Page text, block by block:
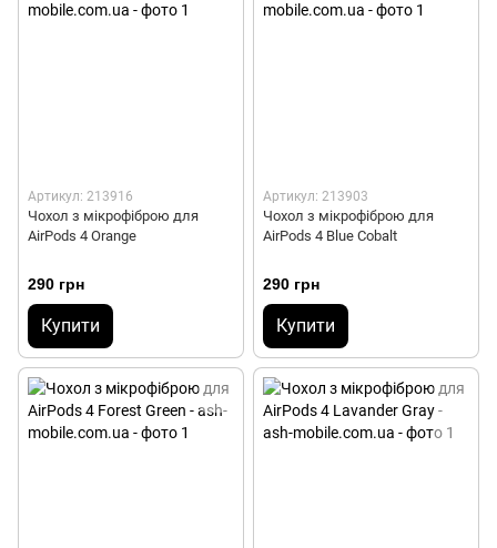
Артикул: 213916
Чохол з мікрофіброю для
AirPods 4 Orange
290 грн
Купити
Артикул: 213903
Чохол з мікрофіброю для
AirPods 4 Blue Cobalt
290 грн
Купити